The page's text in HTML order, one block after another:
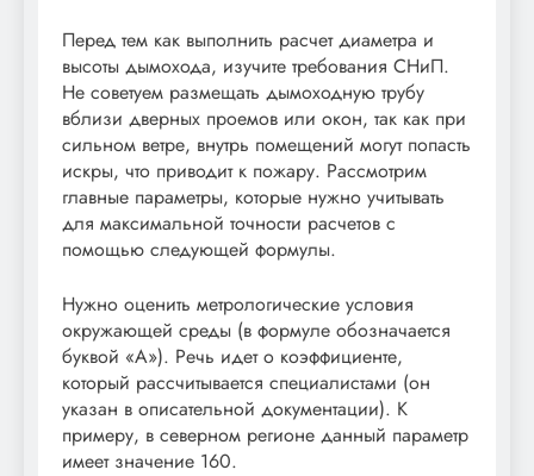
Перед тем как выполнить расчет диаметра и
высоты дымохода, изучите требования СНиП.
Не советуем размещать дымоходную трубу
вблизи дверных проемов или окон, так как при
сильном ветре, внутрь помещений могут попасть
искры, что приводит к пожару. Рассмотрим
главные параметры, которые нужно учитывать
для максимальной точности расчетов с
помощью следующей формулы.
Нужно оценить метрологические условия
окружающей среды (в формуле обозначается
буквой «А»). Речь идет о коэффициенте,
который рассчитывается специалистами (он
указан в описательной документации). К
примеру, в северном регионе данный параметр
имеет значение 160.